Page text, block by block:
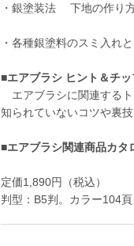
・銀塗装法 下地の作り
・各種銀塗料のスミ入れ
■エアブラシ ヒント＆チッ
エアブラシに関連する
知られていないコツや裏技
■エアブラシ関連商品カタ
定価1,890円（税込）
判型：B5判。カラー104頁